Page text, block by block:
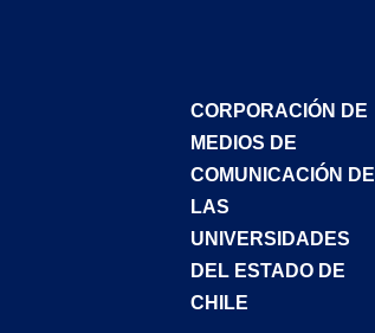
CORPORACIÓN DE
MEDIOS DE
COMUNICACIÓN DE
LAS
UNIVERSIDADES
DEL ESTADO DE
CHILE